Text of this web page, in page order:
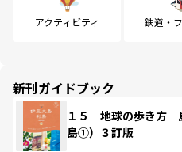
アクティビティ 鉄道・
新刊ガイドブック
１５ 地球の歩き方
島①）３訂版